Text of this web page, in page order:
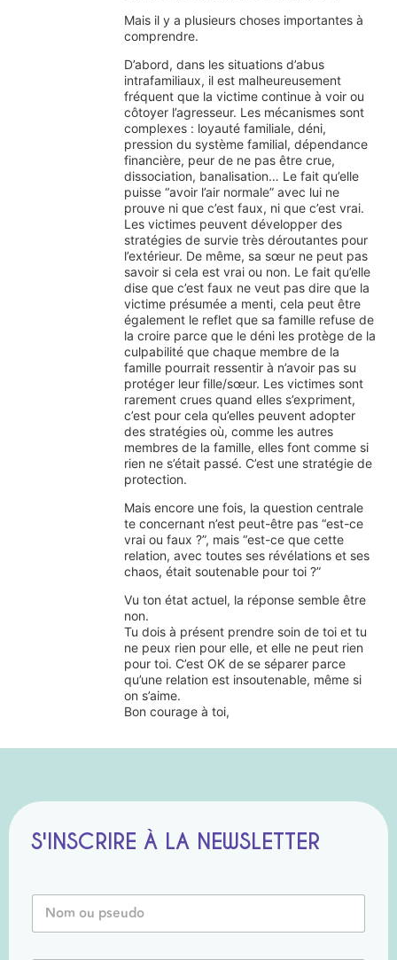
Mais il y a plusieurs choses importantes à
comprendre.
D’abord, dans les situations d’abus
intrafamiliaux, il est malheureusement
fréquent que la victime continue à voir ou
côtoyer l’agresseur. Les mécanismes sont
complexes : loyauté familiale, déni,
pression du système familial, dépendance
financière, peur de ne pas être crue,
dissociation, banalisation… Le fait qu’elle
puisse “avoir l’air normale” avec lui ne
prouve ni que c’est faux, ni que c’est vrai.
Les victimes peuvent développer des
stratégies de survie très déroutantes pour
l’extérieur. De même, sa sœur ne peut pas
savoir si cela est vrai ou non. Le fait qu’elle
dise que c’est faux ne veut pas dire que la
victime présumée a menti, cela peut être
également le reflet que sa famille refuse de
la croire parce que le déni les protège de la
culpabilité que chaque membre de la
famille pourrait ressentir à n’avoir pas su
protéger leur fille/sœur. Les victimes sont
rarement crues quand elles s’expriment,
c’est pour cela qu’elles peuvent adopter
des stratégies où, comme les autres
membres de la famille, elles font comme si
rien ne s’était passé. C’est une stratégie de
protection.
Mais encore une fois, la question centrale
te concernant n’est peut-être pas “est-ce
vrai ou faux ?”, mais “est-ce que cette
relation, avec toutes ses révélations et ses
chaos, était soutenable pour toi ?”
Vu ton état actuel, la réponse semble être
non.
Tu dois à présent prendre soin de toi et tu
ne peux rien pour elle, et elle ne peut rien
pour toi. C’est OK de se séparer parce
qu’une relation est insoutenable, même si
on s’aime.
Bon courage à toi,
S'INSCRIRE À LA NEWSLETTER
N
m
o